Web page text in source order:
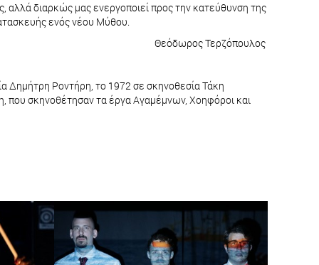
αλλά διαρκώς μας ενεργοποιεί προς την κατεύθυνση της
ενός νέου Μύθου.
Θεόδωρος Τερζόπουλος
Δημήτρη Ροντήρη, το 1972 σε σκηνοθεσία Τάκη
που σκηνοθέτησαν τα έργα Αγαμέμνων, Χοηφόροι και